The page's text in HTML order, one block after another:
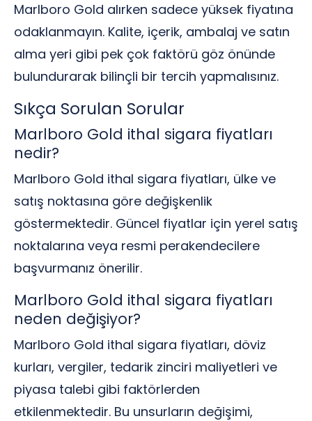
Marlboro Gold alırken sadece yüksek fiyatına
odaklanmayın. Kalite, içerik, ambalaj ve satın
alma yeri gibi pek çok faktörü göz önünde
bulundurarak bilinçli bir tercih yapmalısınız.
Sıkça Sorulan Sorular
Marlboro Gold ithal sigara fiyatları
nedir?
Marlboro Gold ithal sigara fiyatları, ülke ve
satış noktasına göre değişkenlik
göstermektedir. Güncel fiyatlar için yerel satış
noktalarına veya resmi perakendecilere
başvurmanız önerilir.
Marlboro Gold ithal sigara fiyatları
neden değişiyor?
Marlboro Gold ithal sigara fiyatları, döviz
kurları, vergiler, tedarik zinciri maliyetleri ve
piyasa talebi gibi faktörlerden
etkilenmektedir. Bu unsurların değişimi,